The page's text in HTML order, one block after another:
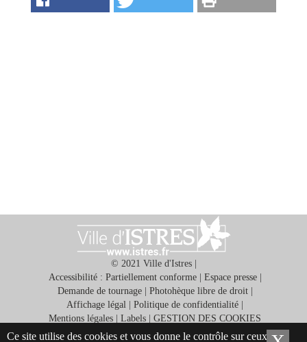
© 2021 Ville d'Istres |
Accessibilité : Partiellement conforme| Espace presse|
Demande de tournage| Photohèque libre de droit|
Affichage légal
Politique de confidentialité
Mentions légales
Labels
GESTION DES COOKIES
Application gratuite ISTRES ET VOUS
Ce site utilise des cookies et vous donne le contrôle sur ceux que